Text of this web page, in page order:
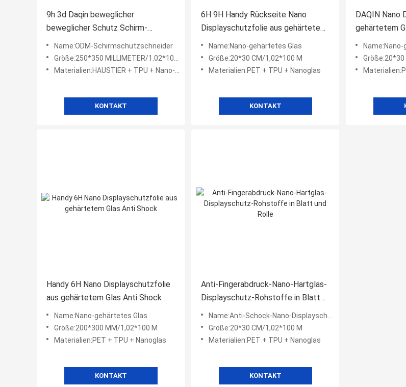
9h 3d Daqin beweglicher
beweglicher Schutz Schirm-
Schutz-Cutting Machine Fors PVCs
Name:ODM-Schirmschutzschneider
Größe:250*350 MILLIMETER/1.02*100M/SOEM
Materialien:HAUSTIER + TPU + Nano-Glas + Hydrogel
KONTAKT
6H 9H Handy Rückseite Nano
Displayschutzfolie aus gehärtetem
Glas Rohstoffe
Name:Nano-gehärtetes Glas
Größe:20*30 CM/1,02*100 M
Materialien:PET + TPU + Nanoglas
KONTAKT
DAQIN Nano
gehärtetem
Handy 6H Nano Displayschutzfolie
aus gehärtetem Glas Anti Shock
Name:Nano-gehärtetes Glas
Größe:200*300 MM/1,02*100 M
Materialien:PET + TPU + Nanoglas
KONTAKT
Anti-Fingerabdruck-Nano-Hartglas-
Displayschutz-Rohstoffe in Blatt
und Rolle
Name:Anti-Schock-Nano-Displayschutzfolie aus gehärtetem Glas Rohstoffe in Blatt und Rolle
Größe:20*30 CM/1,02*100 M
Materialien:PET + TPU + Nanoglas
KONTAKT